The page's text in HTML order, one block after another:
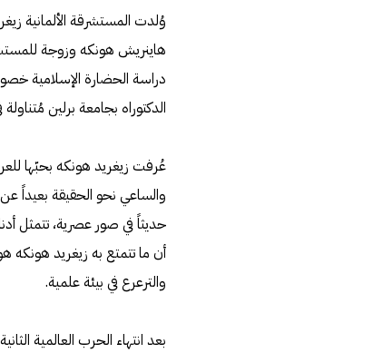
هاينريش هونكه وزوجة
الدكتوراه بجامعة برلين
عُرفت زيغريد هونكه بحبّها
والساعي نحو الحقيقة بعيداً عن
حديثاً في صور عصرية، تتمثل
أن ما تتمتع به زيغريد
والترعرع في بيئة علمية.
بعد انتهاء الحرب العالمية